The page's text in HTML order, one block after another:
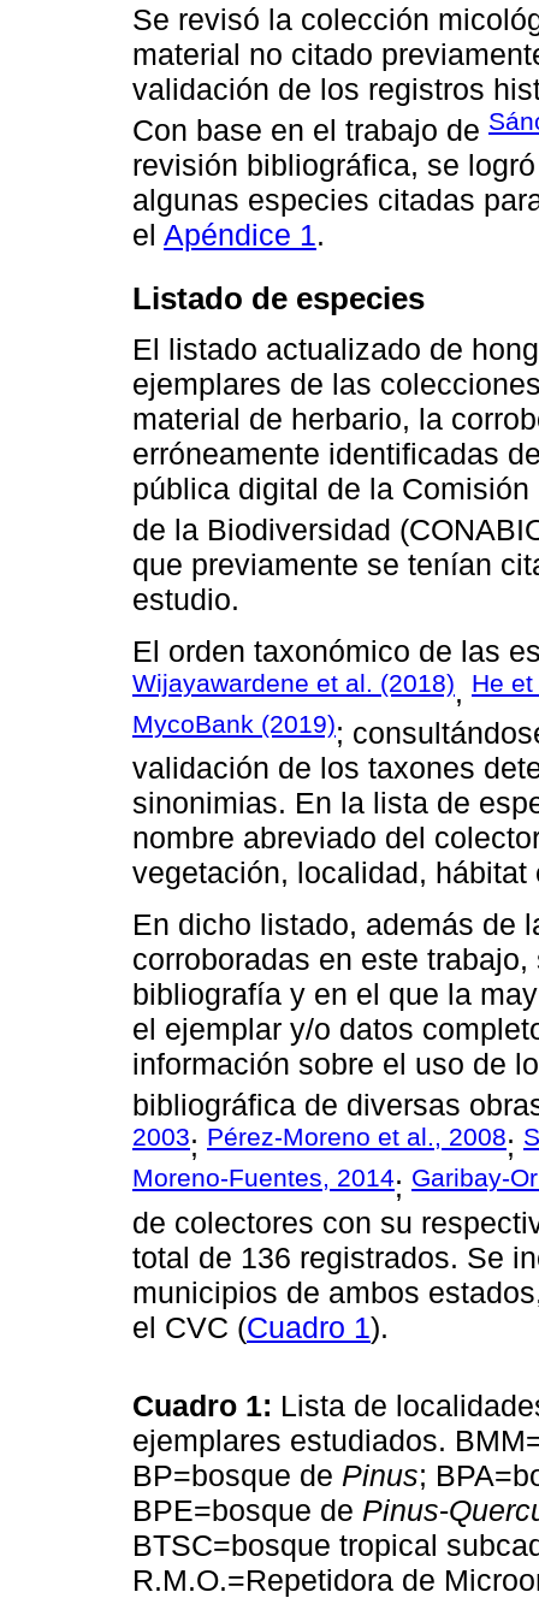
Se revisó la colección
material no citado
validación de los registros
Con base en el trabajo de
revisión bibliográfica, se
algunas especies citadas
el Apéndice 1.
Listado de especies
El listado actualizado de
ejemplares de las
material de herbario, la
erróneamente identificadas
pública digital de la
de la Biodiversidad
que previamente se tenían
estudio.
El orden taxonómico de las
Wijayawardene et al. (2018), He
MycoBank (2019);
validación de los taxones
sinonimias. En la lista de
nombre abreviado del
vegetación, localidad, hábitat
En dicho listado, además de
corroboradas en este
bibliografía y en el que la
el ejemplar y/o datos
información sobre el uso de
bibliográfica de diversas
2003; Pérez-Moreno et al., 2008;
Moreno-Fuentes, 2014; Garibay-
de colectores con su
total de 136 registrados. Se
municipios de ambos
el CVC (Cuadro 1).
Cuadro 1: Lista de
ejemplares estudiados.
BP=bosque de Pinus;
BPE=bosque de Pinus-
BTSC=bosque tropical
R.M.O.=Repetidora de